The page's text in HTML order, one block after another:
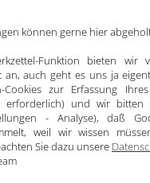
können gerne hier
Funktion bieten wir
an, auch geht es uns ja
Cookies zur Erfassung
erforderlich) und wir
- Analyse), daß
weil wir wissen
Sie dazu unsere